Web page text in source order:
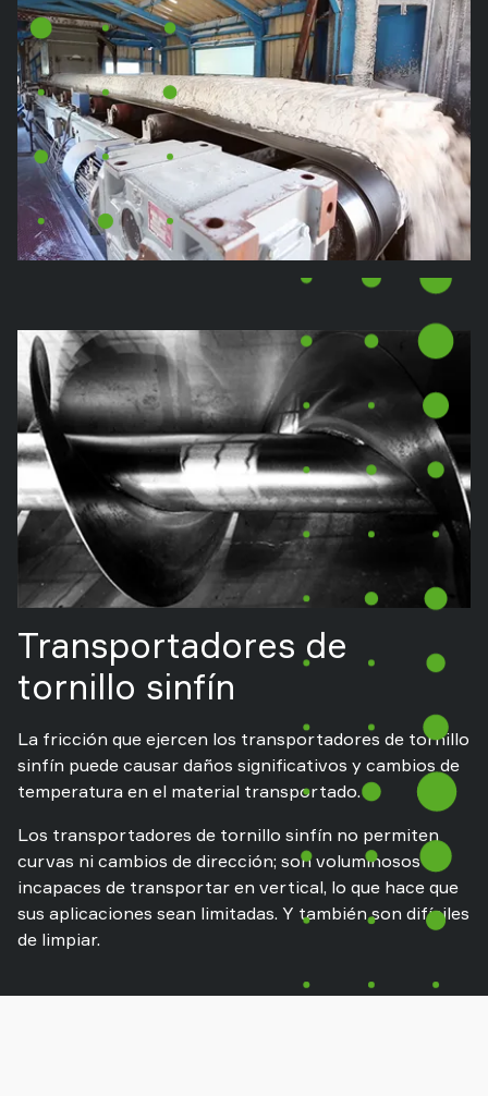
Transportadores de
tornillo sinfín
La fricción que ejercen los transportadores de tornillo
sinfín puede causar daños significativos y cambios de
temperatura en el material transportado.
Los transportadores de tornillo sinfín no permiten
curvas ni cambios de dirección; son voluminosos e
incapaces de transportar en vertical, lo que hace que
sus aplicaciones sean limitadas. Y también son difíciles
de limpiar.